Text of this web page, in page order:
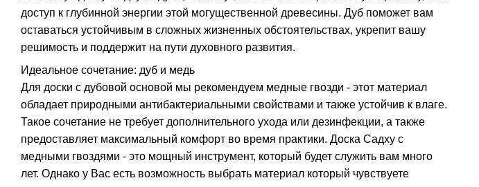
доступ к глубинной энергии этой могущественной древесины. Дуб поможет вам
оставаться устойчивым в сложных жизненных обстоятельствах, укрепит вашу
решимость и поддержит на пути духовного развития.
Идеальное сочетание: дуб и медь
Для доски с дубовой основой мы рекомендуем медные гвозди - этот материал
обладает природными антибактериальными свойствами и также устойчив к влаге.
Такое сочетание не требует дополнительного ухода или дезинфекции, а также
предоставляет максимальный комфорт во время практики. Доска Садху с
медными гвоздями - это мощный инструмент, который будет служить вам много
лет. Однако у Вас есть возможность выбрать материал который чувствуете